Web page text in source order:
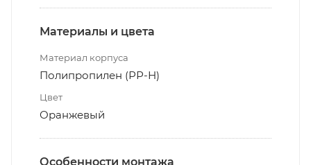
Материалы и цвета
Материал корпуса
Полипропилен (РР-Н)
Цвет
Оранжевый
Особенности монтажа